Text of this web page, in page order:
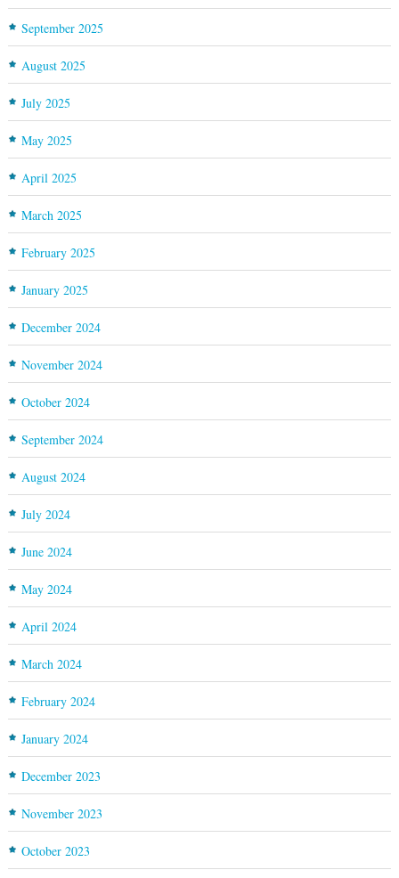
September 2025
August 2025
July 2025
May 2025
April 2025
March 2025
February 2025
January 2025
December 2024
November 2024
October 2024
September 2024
August 2024
July 2024
June 2024
May 2024
April 2024
March 2024
February 2024
January 2024
December 2023
November 2023
October 2023